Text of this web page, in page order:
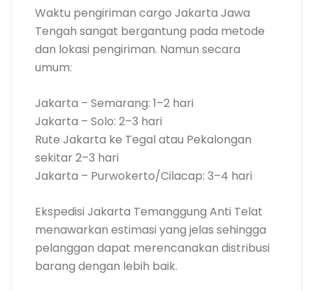
Waktu pengiriman cargo Jakarta Jawa
Tengah sangat bergantung pada metode
dan lokasi pengiriman. Namun secara
umum:
Jakarta – Semarang: 1–2 hari
Jakarta – Solo: 2–3 hari
Rute Jakarta ke Tegal atau Pekalongan
sekitar 2–3 hari
Jakarta – Purwokerto/Cilacap: 3–4 hari
Ekspedisi Jakarta Temanggung Anti Telat
menawarkan estimasi yang jelas sehingga
pelanggan dapat merencanakan distribusi
barang dengan lebih baik.